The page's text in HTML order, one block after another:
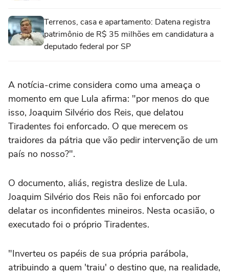
Terrenos, casa e apartamento: Datena registra
patrimônio de R$ 35 milhões em candidatura a
deputado federal por SP
A notícia-crime considera como uma ameaça o
momento em que Lula afirma: "por menos do que
isso, Joaquim Silvério dos Reis, que delatou
Tiradentes foi enforcado. O que merecem os
traidores da pátria que vão pedir intervenção de um
país no nosso?".
O documento, aliás, registra deslize de Lula.
Joaquim Silvério dos Reis não foi enforcado por
delatar os inconfidentes mineiros. Nesta ocasião, o
executado foi o próprio Tiradentes.
"Inverteu os papéis de sua própria parábola,
atribuindo a quem 'traiu' o destino que, na realidade,